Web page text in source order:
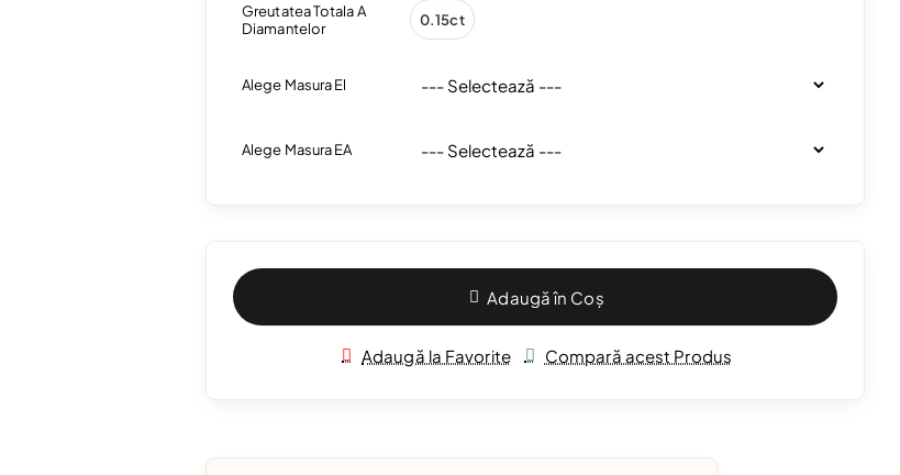
Greutatea Totala A
Diamantelor
0.15ct
Alege Masura El
Alege Masura EA
Adaugă în Coș
Adaugă la Favorite Compară acest Produs